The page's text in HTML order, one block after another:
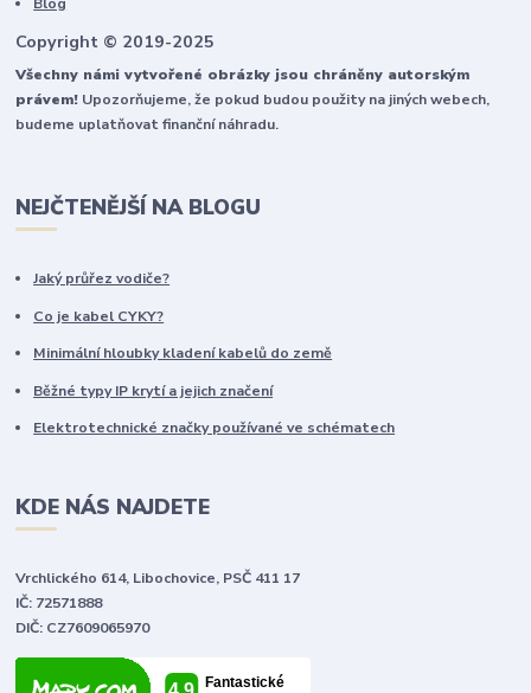
Blog
Copyright © 2019-2025
Všechny námi vytvořené obrázky jsou chráněny autorským
právem! Upozorňujeme, že pokud budou použity na jiných webech,
budeme uplatňovat finanční náhradu.
NEJČTENĚJŠÍ NA BLOGU
Jaký průřez vodiče?
Co je kabel CYKY?
Minimální hloubky kladení kabelů do země
Běžné typy IP krytí a jejich značení
Elektrotechnické značky používané ve schématech
KDE NÁS NAJDETE
Vrchlického 614, Libochovice, PSČ 411 17
IČ: 72571888
DIČ: CZ7609065970